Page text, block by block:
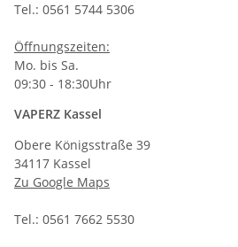
Tel.: 0561 5744 5306
Öffnungszeiten:
Mo. bis Sa.
09:30 - 18:30Uhr
VAPERZ Kassel
Obere Königsstraße 39
34117 Kassel
Zu Google Maps
Tel.: 0561 7662 5530